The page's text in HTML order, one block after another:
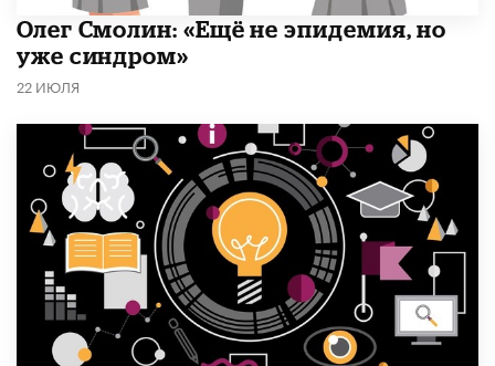
​Олег Смолин: «Ещё не эпидемия, но
уже синдром»
22 ИЮЛЯ